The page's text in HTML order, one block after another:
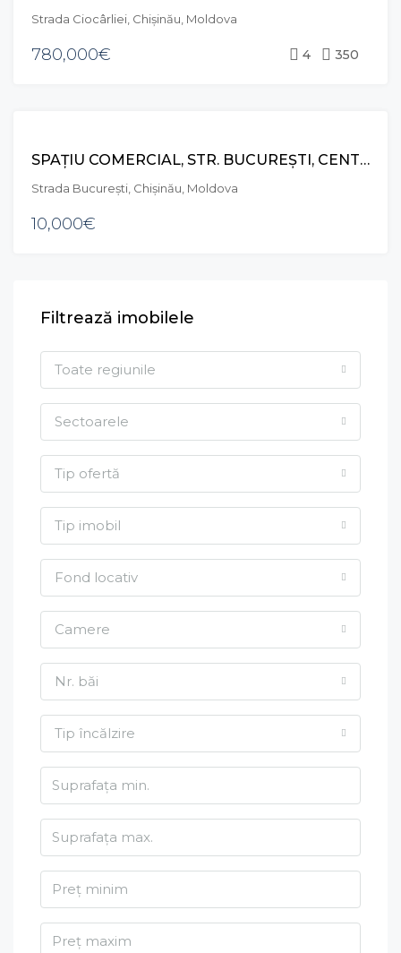
Strada Ciocârliei, Chișinău, Moldova
780,000€ 4 350
SPAȚIU COMERCIAL, STR. BUCUREȘTI, CENTRU
Strada București, Chișinău, Moldova
10,000€
Filtrează imobilele
Toate regiunile
Sectoarele
Tip ofertă
Tip imobil
Fond locativ
Camere
Nr. băi
Tip încălzire